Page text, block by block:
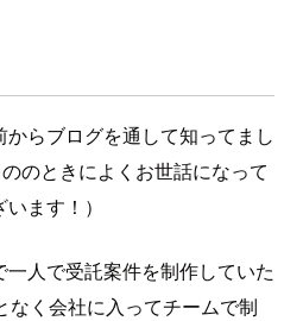
らブログを通して知ってまし
のときによくお世話になって
ます！）
人で受託案件を制作していた
く会社に入ってチームで制